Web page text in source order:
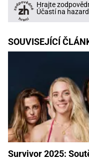
Hrajte
Účastí na
SOUVISEJÍCÍ
Survivor 2025: